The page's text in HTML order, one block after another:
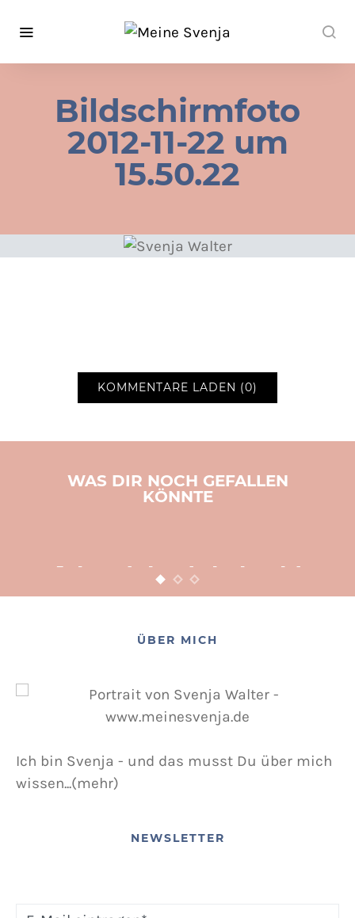
Bildschirmfoto
2012-11-22 um
15.50.22
KOMMENTARE LADEN (0)
WAS DIR NOCH GEFALLEN
KÖNNTE
Adventsbasteln leicht
gemacht
POSTED ON
ÜBER MICH
Ich bin Svenja - und das musst Du über mich
wissen...(mehr)
NEWSLETTER